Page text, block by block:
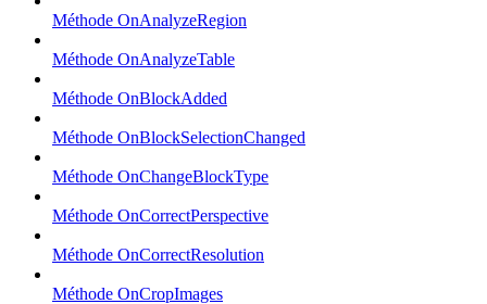
Méthode OnAnalyzeRegion
Méthode OnAnalyzeTable
Méthode OnBlockAdded
Méthode OnBlockSelectionChanged
Méthode OnChangeBlockType
Méthode OnCorrectPerspective
Méthode OnCorrectResolution
Méthode OnCropImages